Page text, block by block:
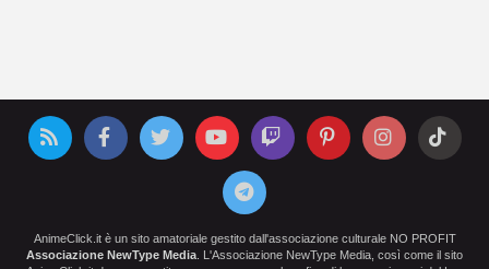
AnimeClick.it è un sito amatoriale gestito dall'associazione culturale NO PROFIT
Associazione NewType Media . L'Associazione NewType Media, così come il sito